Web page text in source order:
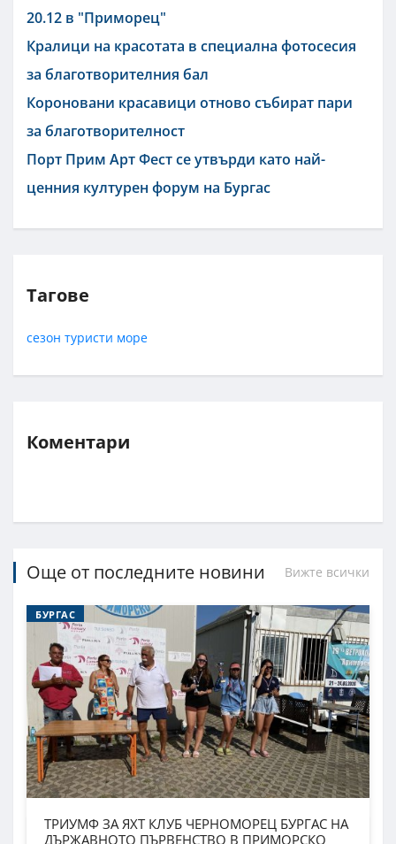
20.12 в "Приморец"
Кралици на красотата в специална фотосесия
за благотворителния бал
Короновани красавици отново събират пари
за благотворителност
Порт Прим Арт Фест се утвърди като най-
ценния културен форум на Бургас
Тагове
сезон туристи море
Коментари
Още от последните новини Вижте всички
БУРГАС
ТРИУМФ ЗА ЯХТ КЛУБ ЧЕРНОМОРЕЦ БУРГАС НА
ДЪРЖАВНОТО ПЪРВЕНСТВО В ПРИМОРСКО